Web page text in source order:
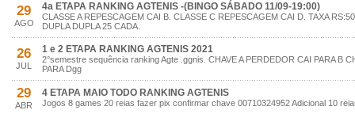
29
AGO
4a ETAPA RANKING AGTENIS -(BINGO SÁBADO 11/09-19:00)
CLASSE A REPESCAGEM CAI B. CLASSE C REPESCAGEM CAI D. TAXA
DUPLA DUPLA 25 CADA.
26
JUL
1 e 2 ETAPA RANKING AGTENIS 2021
2°semestre sequência ranking Agte .ggnis. CHAVE A PERDEDOR CAI PARA B
PARA Dgg
29
ABR
4 ETAPA MAIO TODO RANKING AGTENIS
Jogos 8 games 20 reias fazer pix confirmar chave 00710324952 Adicional 10